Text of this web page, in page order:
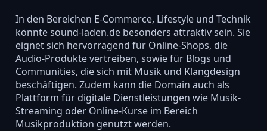
In den Bereichen E-Commerce, Lifestyle und Technik
könnte sound-laden.de besonders attraktiv sein. Sie
eignet sich hervorragend für Online-Shops, die
Audio-Produkte vertreiben, sowie für Blogs und
Communities, die sich mit Musik und Klangdesign
beschäftigen. Zudem kann die Domain auch als
Plattform für digitale Dienstleistungen wie Musik-
Streaming oder Online-Kurse im Bereich
Musikproduktion genutzt werden.